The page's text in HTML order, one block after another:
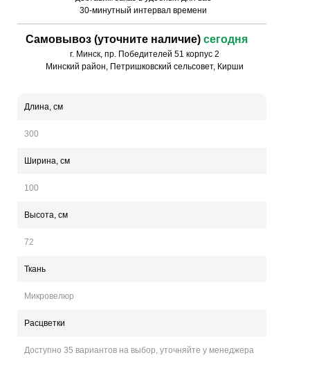
Длина, см
300
Ширина, см
100
Высота, см
72
Ткань
Микровелюр
Расцветки
Доступно 35 вариантов на выбор, уточняйте у менеджера
г. Минск, пр. Победителей 51 корпус 2
Минский район, Петришковский сельсовет, Кирши
Самовывоз (уточните наличие) сегодня
30-минутный интервал времени